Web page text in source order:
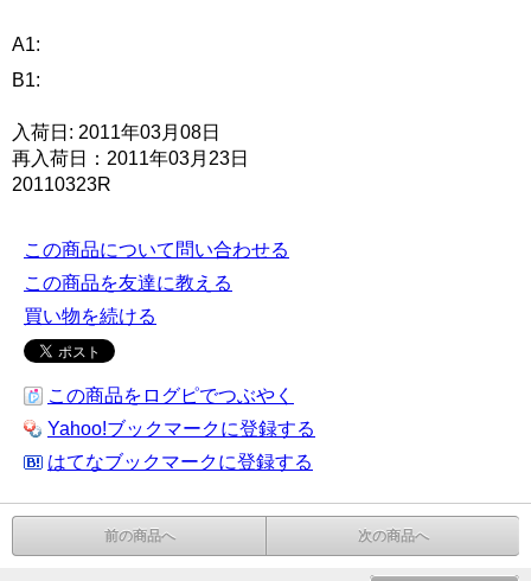
A1:
B1:
入荷日: 2011年03月08日
再入荷日：2011年03月23日
20110323R
この商品について問い合わせる
この商品を友達に教える
買い物を続ける
この商品をログピでつぶやく
Yahoo!ブックマークに登録する
はてなブックマークに登録する
前の商品へ 次の商品へ